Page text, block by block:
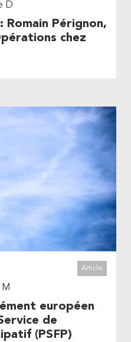
D
Romain Pérignon,
chez
Article
européen
de
(PSFP)